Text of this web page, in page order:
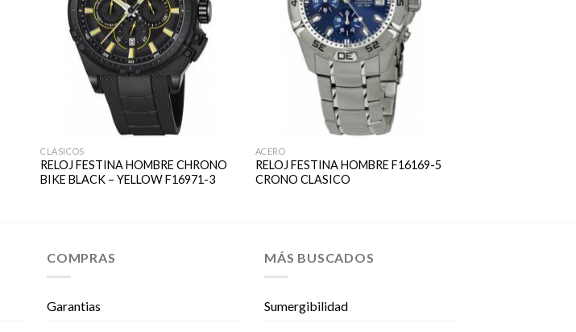
CLÁSICOS
RELOJ FESTINA HOMBRE CHRONO
BIKE BLACK – YELLOW F16971-3
ACERO
RELOJ FESTINA HOMBRE F16169-5
CRONO CLASICO
COMPRAS
Garantias
MÁS BUSCADOS
Sumergibilidad